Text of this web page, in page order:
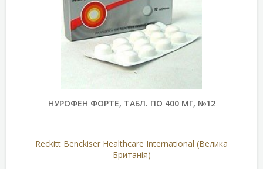
НУРОФЕН ФОРТЕ, ТАБЛ. ПО 400 МГ, №12
Reckitt Benckiser Healthcare International (Велика
Британія)